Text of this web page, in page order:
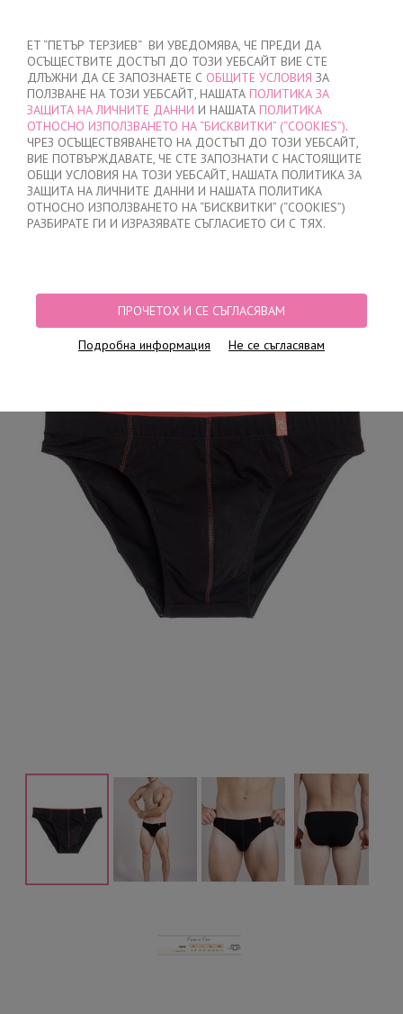
ET “ПЕТЪР ТЕРЗИЕВ“ ВИ УВЕДОМЯВА, ЧЕ ПРЕДИ ДА
ОСЪЩЕСТВИТЕ ДОСТЪП ДО ТОЗИ УЕБСАЙТ ВИЕ СТЕ
ДЛЪЖНИ ДА СЕ ЗАПОЗНАЕТЕ С ОБЩИТЕ УСЛОВИЯ ЗА
ПОЛЗВАНЕ НА ТОЗИ УЕБСАЙТ, НАШАТА ПОЛИТИКА ЗА
ЗАЩИТА НА ЛИЧНИТЕ ДАННИ И НАШАТА ПОЛИТИКА
ОТНОСНО ИЗПОЛЗВАНЕТО НА “БИСКВИТКИ” (“COOKIES”).
ЧРЕЗ ОСЪЩЕСТВЯВАНЕТО НА ДОСТЪП ДО ТОЗИ УЕБСАЙТ,
ВИЕ ПОТВЪРЖДАВАТЕ, ЧЕ СТЕ ЗАПОЗНАТИ С НАСТОЯЩИТЕ
ОБЩИ УСЛОВИЯ НА ТОЗИ УЕБСАЙТ, НАШАТА ПОЛИТИКА ЗА
ЗАЩИТА НА ЛИЧНИТЕ ДАННИ И НАШАТА ПОЛИТИКА
ОТНОСНО ИЗПОЛЗВАНЕТО НА “БИСКВИТКИ” (“COOKIES”)
РАЗБИРАТЕ ГИ И ИЗРАЗЯВАТЕ СЪГЛАСИЕТО СИ С ТЯХ.
ПРОЧЕТОХ И СЕ СЪГЛАСЯВАМ
Подробна информация Не се съгласявам
МОЯТА ПОРЪЧКА
няма добавени продукти
НАЧАЛО / МЪЖКО / СЛИПОВЕ / ПРИКРИТ ЛАСТИК /
ПАМУЧЕН МЪЖКИ
СЛИП